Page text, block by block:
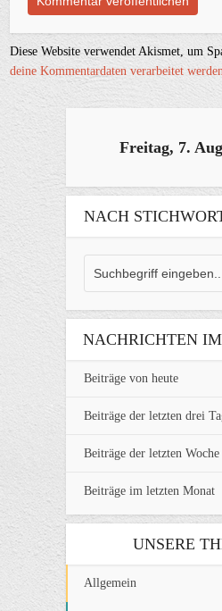
Diese Website verwendet Akismet, um
deine Kommentardaten verarbeitet werden.
Freitag, 7.
NACH
NACHRICHTEN
Beiträge von heute
Beiträge der letzten drei
Beiträge der letzten Woche
Beiträge im letzten Monat
UNSERE
Allgemein